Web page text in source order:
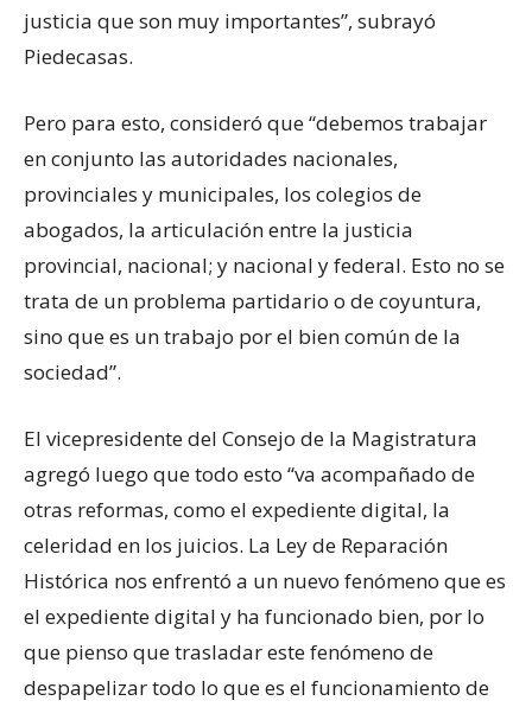
justicia que son muy importantes”, subrayó
Piedecasas.
Pero para esto, consideró que “debemos trabajar
en conjunto las autoridades nacionales,
provinciales y municipales, los colegios de
abogados, la articulación entre la justicia
provincial, nacional; y nacional y federal. Esto no se
trata de un problema partidario o de coyuntura,
sino que es un trabajo por el bien común de la
sociedad”.
El vicepresidente del Consejo de la Magistratura
agregó luego que todo esto “va acompañado de
otras reformas, como el expediente digital, la
celeridad en los juicios. La Ley de Reparación
Histórica nos enfrentó a un nuevo fenómeno que es
el expediente digital y ha funcionado bien, por lo
que pienso que trasladar este fenómeno de
despapelizar todo lo que es el funcionamiento de